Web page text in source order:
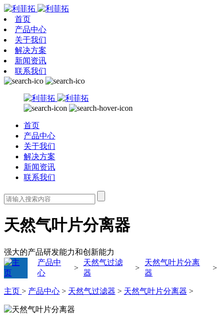
首页
产品中心
关于我们
解决方案
新闻资讯
联系我们
首页
产品中心
关于我们
解决方案
新闻资讯
联系我们
天然气叶片分离器
强大的产品研发能力和创新能力
产品中
心
>
天然气过滤
器
>
天然气叶片分离
器
>
主页 > 产品中心 > 天然气过滤器 > 天然气叶片分离器 >